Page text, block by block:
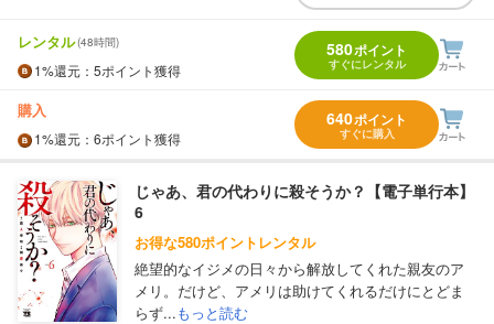
レンタル(48時間)
1%還元 ：5ポイント獲得
580ポイント
すぐにレンタル
購入
1%還元 ：6ポイント獲得
640ポイント
すぐに購入
じゃあ、君の代わりに殺そうか？【電子単行本】
6
お得な580ポイントレンタル
絶望的なイジメの日々から解放してくれた親友のア
メリ。だけど、アメリは助けてくれるだけにとどま
らず...もっと読む